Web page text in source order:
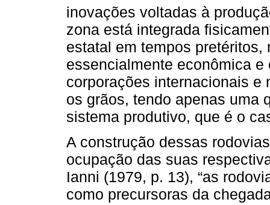
inovações voltadas à
zona está integrada
estatal em tempos
essencialmente econômica
corporações internacionais e
os grãos, tendo apenas uma
sistema produtivo, que é o
A construção dessas
ocupação das suas
Ianni (1979, p. 13), “as
como precursoras da